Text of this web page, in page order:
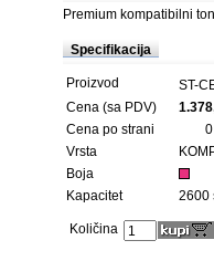
Premium kompatibilni
Specifikacija
Proizvod
ST-
Cena (sa PDV)
Cena po strani
Vrsta
Boja
Kapacitet
2600
Količina